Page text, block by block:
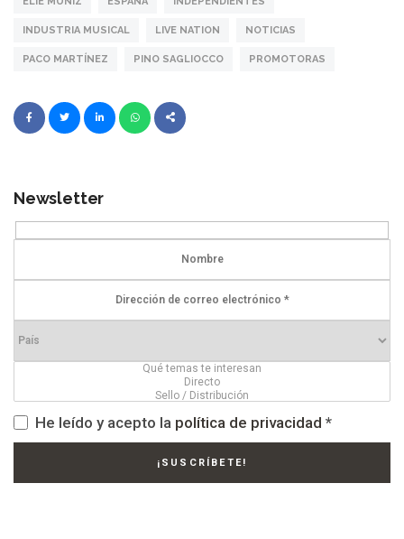
INDUSTRIA MUSICAL LIVE NATION NOTICIAS
PACO MARTÍNEZ PINO SAGLIOCCO PROMOTORAS
Newsletter
He leído y acepto la política de privacidad *